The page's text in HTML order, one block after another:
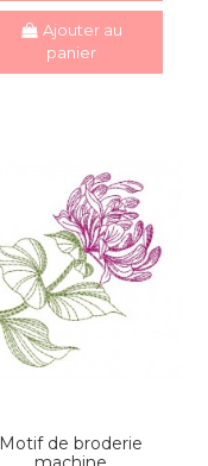
Ajouter au
panier
Motif de broderie